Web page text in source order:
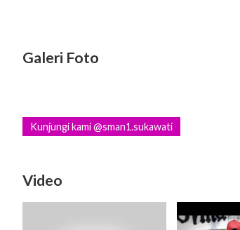
Galeri Foto
Kunjungi kami @sman1.sukawati
Video